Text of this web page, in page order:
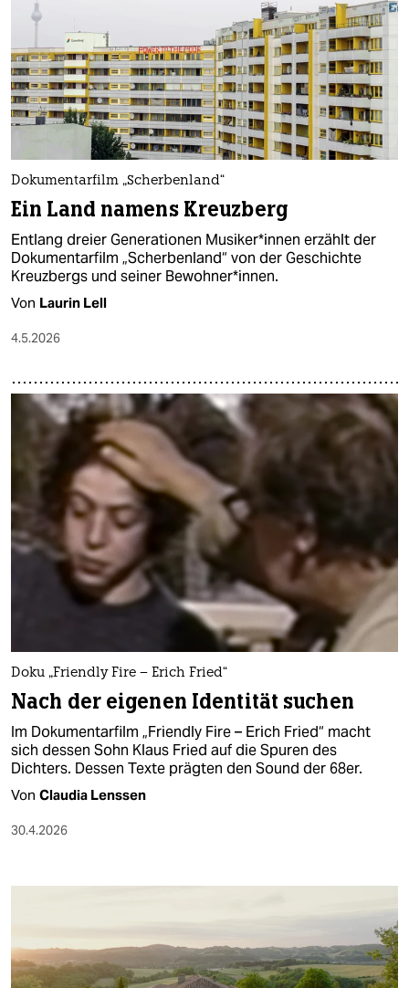
Dokumentarfilm „Scherbenland“
Ein Land namens Kreuzberg
Entlang dreier Generationen Mu­si­ke­r*in­nen erzählt der
Dokumentarfilm „Scherbenland“ von der Geschichte
Kreuzbergs und seiner Be­woh­ne­r*in­nen.
Von Laurin Lell
4.5.2026
Doku „Friendly Fire – Erich Fried“
Nach der eigenen Identität suchen
Im Dokumentarfilm „Friendly Fire – Erich Fried“ macht
sich dessen Sohn Klaus Fried auf die Spuren des
Dichters. Dessen Texte prägten den Sound der 68er.
Von Claudia Lenssen
30.4.2026